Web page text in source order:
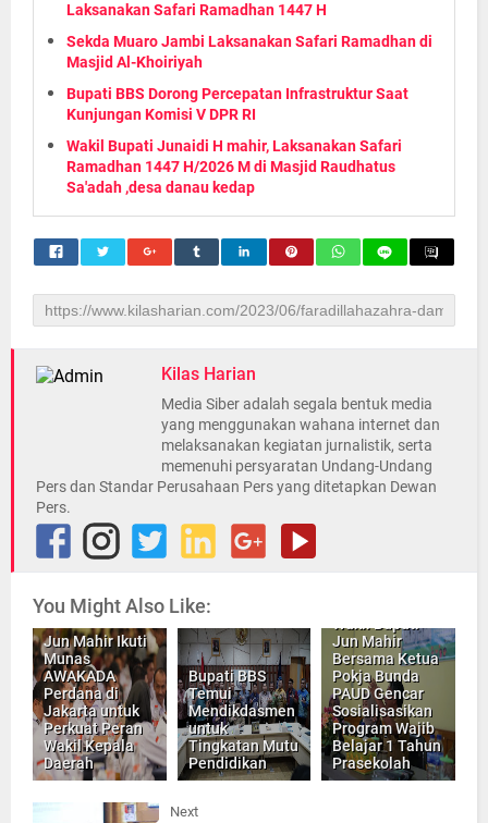
Laksanakan Safari Ramadhan 1447 H
Sekda Muaro Jambi Laksanakan Safari Ramadhan di
Masjid Al-Khoiriyah
Bupati BBS Dorong Percepatan Infrastruktur Saat
Kunjungan Komisi V DPR RI
Wakil Bupati Junaidi H mahir, Laksanakan Safari
Ramadhan 1447 H/2026 M di Masjid Raudhatus
Sa'adah ,desa danau kedap
Kilas Harian
Media Siber adalah segala bentuk media
yang menggunakan wahana internet dan
melaksanakan kegiatan jurnalistik, serta
memenuhi persyaratan Undang-Undang
Pers dan Standar Perusahaan Pers yang ditetapkan Dewan
Pers.
You Might Also Like:
Jun Mahir Ikuti
Munas
AWAKADA
Perdana di
Jakarta untuk
Perkuat Peran
Wakil Kepala
Daerah
Bupati BBS
Temui
Mendikdasmen
untuk
Tingkatan Mutu
Pendidikan
Jun Mahir
Bersama Ketua
Pokja Bunda
PAUD Gencar
Sosialisasikan
Program Wajib
Belajar 1 Tahun
Prasekolah
Next